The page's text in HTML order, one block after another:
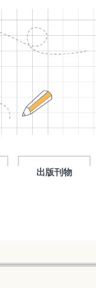
出版刊物